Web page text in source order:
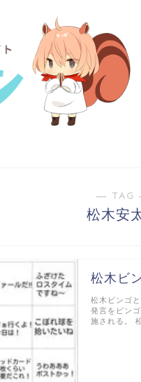
― TAG
松木安
松木ビ
松木ビンゴ
発言をビン
施される。